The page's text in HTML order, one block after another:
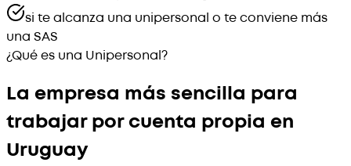
si te alcanza una unipersonal o te conviene más
una SAS
¿Qué es una Unipersonal?
La empresa más sencilla para
trabajar por cuenta propia en
Uruguay